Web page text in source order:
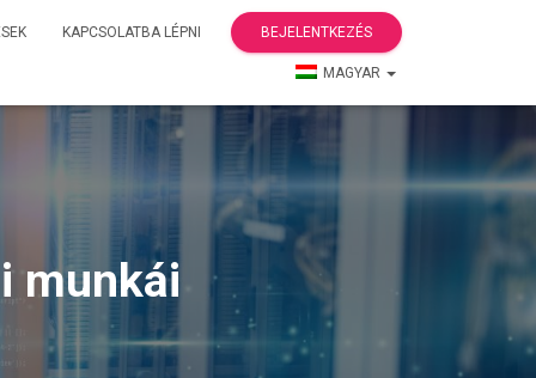
KAPCSOLATBA LÉPNI BEJELENTKEZÉS
MAGYAR
munkái